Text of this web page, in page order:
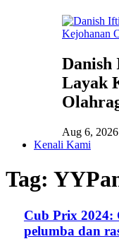
Danish
Layak
Aug 6, 2026
Kenali Kami
Tag:
Cub Prix 2024:
pelumba dan